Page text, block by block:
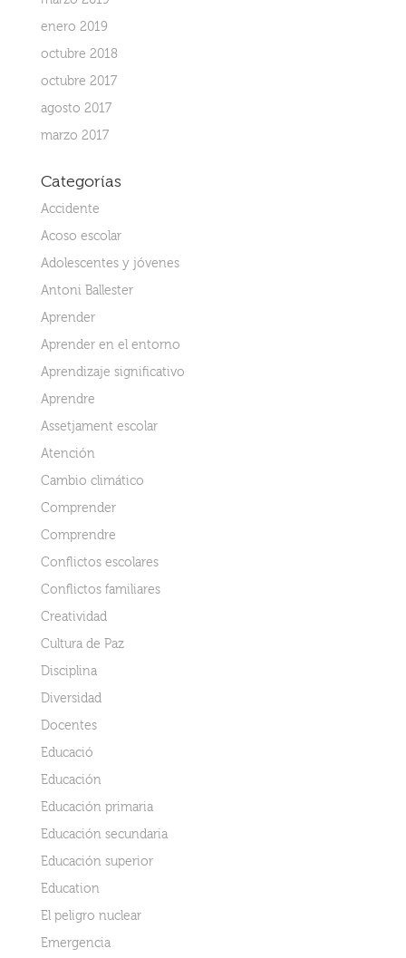
enero 2019
octubre 2018
octubre 2017
agosto 2017
marzo 2017
Categorías
Accidente
Acoso escolar
Adolescentes y jóvenes
Antoni Ballester
Aprender
Aprender en el entorno
Aprendizaje significativo
Aprendre
Assetjament escolar
Atención
Cambio climático
Comprender
Comprendre
Conflictos escolares
Conflictos familiares
Creatividad
Cultura de Paz
Disciplina
Diversidad
Docentes
Educació
Educación
Educación primaria
Educación secundaria
Educación superior
Education
El peligro nuclear
Emergencia